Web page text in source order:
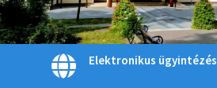
 Elektronikus ügyintézés